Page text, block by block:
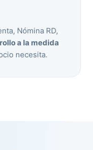
Nómina RD,
a la medida
necesita.